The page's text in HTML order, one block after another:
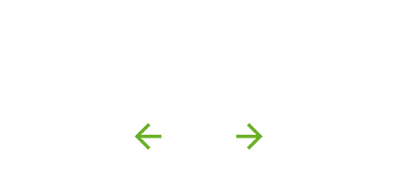
Previous Next